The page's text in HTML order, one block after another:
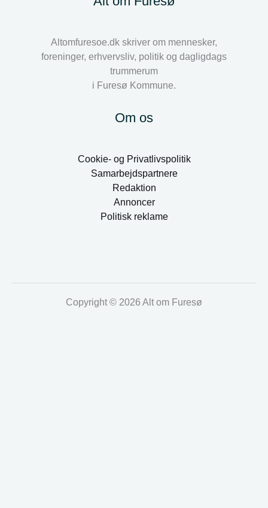
Altomfuresoe.dk skriver om mennesker,
foreninger, erhvervsliv, politik og dagligdags
trummerum
i Furesø Kommune.
Om os
Cookie- og Privatlivspolitik
Samarbejdspartnere
Redaktion
Annoncer
Politisk reklame
Copyright © 2026 Alt om Furesø